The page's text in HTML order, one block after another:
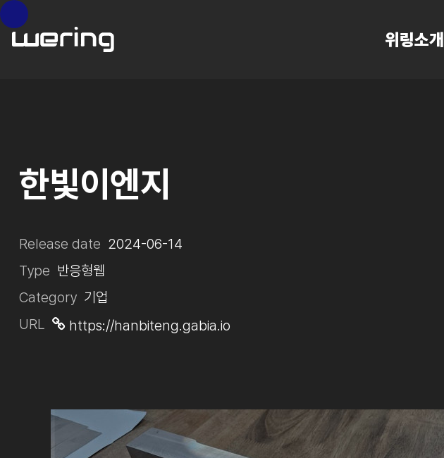
위링소개
한빛이엔지
Release date 2024-06-14
Type 반응형웹
Category 기업
URL
https://hanbiteng.gabia.io